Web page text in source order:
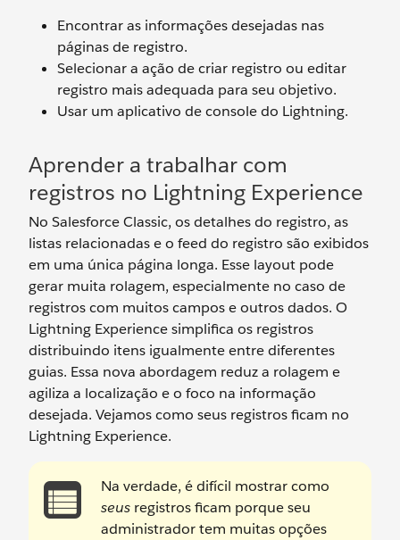
Encontrar as informações desejadas nas
páginas de registro.
Selecionar a ação de criar registro ou editar
registro mais adequada para seu objetivo.
Usar um aplicativo de console do Lightning.
Aprender a trabalhar com
registros no Lightning Experience
No Salesforce Classic, os detalhes do registro, as
listas relacionadas e o feed do registro são exibidos
em uma única página longa. Esse layout pode
gerar muita rolagem, especialmente no caso de
registros com muitos campos e outros dados. O
Lightning Experience simplifica os registros
distribuindo itens igualmente entre diferentes
guias. Essa nova abordagem reduz a rolagem e
agiliza a localização e o foco na informação
desejada. Vejamos como seus registros ficam no
Lightning Experience.
Na verdade, é difícil mostrar como
seus registros ficam porque seu
administrador tem muitas opções